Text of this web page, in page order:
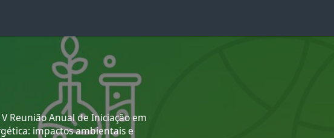
Reunião Anual de Iniciação em
impactos ambientais e